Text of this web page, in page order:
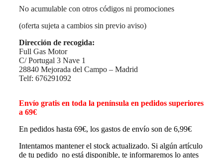
No acumulable con otros códigos ni promociones
(oferta sujeta a cambios sin previo aviso)
Dirección de recogida:
Full Gas Motor
C/ Portugal 3 Nave 1
28840 Mejorada del Campo – Madrid
Telf: 676291092
Envío gratis en toda la península en pedidos superiores
a 69€
En pedidos hasta 69€, los gastos de envío son de 6,99€
Intentamos mantener el stock actualizado. Si algún artículo
de tu pedido no está disponible, te informaremos lo antes